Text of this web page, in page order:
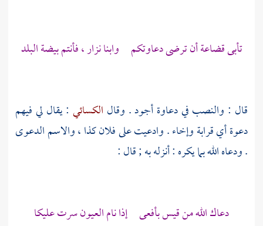
تأبىقضاعةأن ترضى دعاوتكم وابنا نزار، فأنتم بيضة البلد
قال : والنصب في دعاوة أجود . وقال الكسائي : يقال لي فيهم
دعوة أي قرابة وإخاء . وادعيت على فلان كذا ، والاسم الدعوى
. ودعاه الله بما يكره : أنزله به ; قال :
دعاك الله منقيسبأفعى إذا نام العيون سرت عليكا